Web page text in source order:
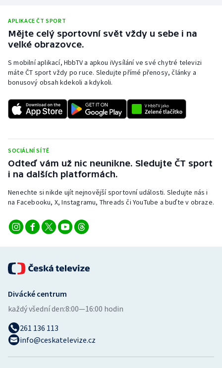
Rychlobruslení
Rychlostní kanoistika
Short track
Stolní tenis
Triatlon
Veslování
Ostatní
APLIKACE ČT SPORT
Mějte celý sportovní svět vždy u sebe i na
velké obrazovce.
S mobilní aplikací, HbbTV a apkou iVysílání ve své chytré televizi
máte ČT sport vždy po ruce. Sledujte přímé přenosy, články a
bonusový obsah kdekoli a kdykoli.
SOCIÁLNÍ SÍTĚ
Odteď vám už nic neunikne. Sledujte ČT sport
i na dalších platformách.
Nenechte si nikde ujít nejnovější sportovní události. Sledujte nás i
na Facebooku, X, Instagramu, Threads či YouTube a buďte v obraze.
Divácké centrum
každý všední den:8:00—16:00 hodin
261 136 113
info@ceskatelevize.cz